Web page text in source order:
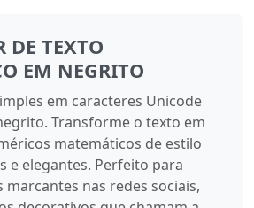
DE TEXTO
EM NEGRITO
em caracteres Unicode
Transforme o texto em
matemáticos de estilo
e elegantes. Perfeito para
marcantes nas redes sociais,